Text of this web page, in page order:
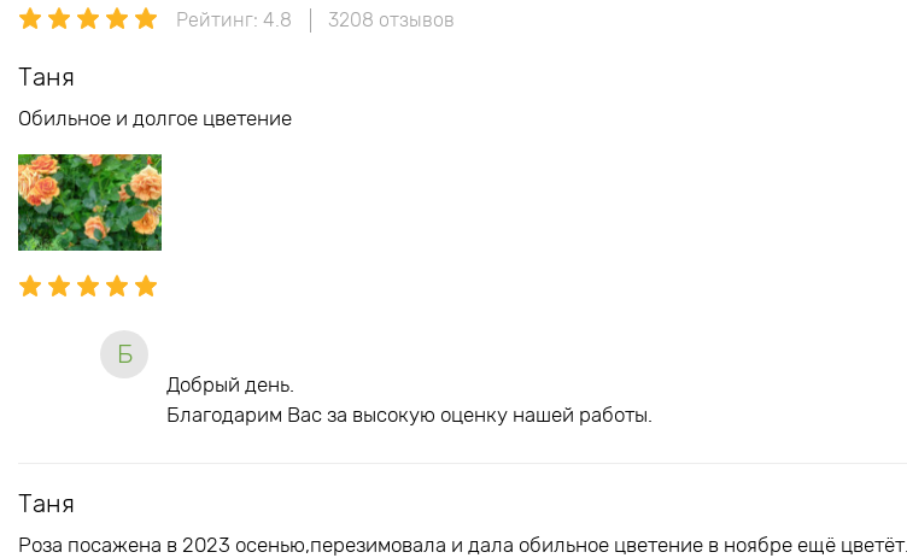
Рейтинг: 4.8 3208 отзывов
Таня
Обильное и долгое цветение
Б
Добрый день.
Благодарим Вас за высокую оценку нашей работы.
Таня
Роза посажена в 2023 осенью,перезимовала и дала обильное цветение в ноябре ещё цветёт.